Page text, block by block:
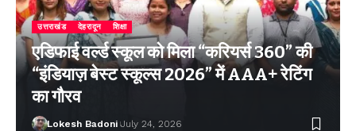
उत्तराखंड देहरादून शिक्षा
एडिफाई वर्ल्ड स्कूल को मिला “करियर्स 360” की
“इंडियाज़ बेस्ट स्कूल्स 2026” में AAA+ रेटिंग
का गौरव
Lokesh Badoni July 24, 2026